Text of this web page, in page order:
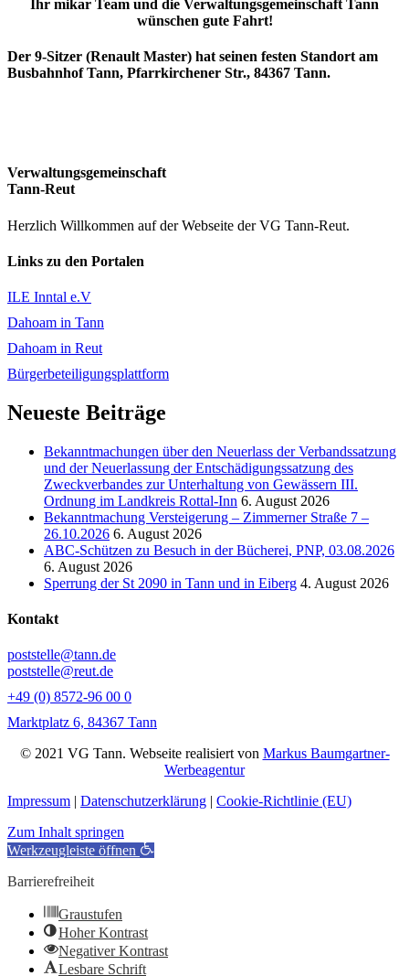
Ihr mikar Team und die Verwaltungsgemeinschaft Tann
wünschen gute Fahrt!
Der 9-Sitzer (Renault Master) hat seinen festen Standort am
Busbahnhof Tann, Pfarrkirchener Str., 84367 Tann.
Verwaltungsgemeinschaft
Tann-Reut
Herzlich Willkommen auf der Webseite der VG Tann-Reut.
Links zu den Portalen
ILE Inntal e.V
Dahoam in Tann
Dahoam in Reut
Bürgerbeteiligungsplattform
Neueste Beiträge
Bekanntmachungen über den Neuerlass der Verbandssatzung
und der Neuerlassung der Entschädigungssatzung des
Zweckverbandes zur Unterhaltung von Gewässern III.
Ordnung im Landkreis Rottal-Inn 6. August 2026
Bekanntmachung Versteigerung – Zimmerner Straße 7 –
26.10.2026 6. August 2026
ABC-Schützen zu Besuch in der Bücherei, PNP, 03.08.2026
6. August 2026
Sperrung der St 2090 in Tann und in Eiberg 4. August 2026
Kontakt
poststelle@tann.de
poststelle@reut.de
+49 (0) 8572-96 00 0
Marktplatz 6, 84367 Tann
© 2021 VG Tann. Webseite realisiert von Markus Baumgartner-
Werbeagentur
Impressum | Datenschutzerklärung | Cookie-Richtlinie (EU)
Zum Inhalt springen
Werkzeugleiste öffnen
Barrierefreiheit
Graustufen
Hoher Kontrast
Negativer Kontrast
Lesbare Schrift